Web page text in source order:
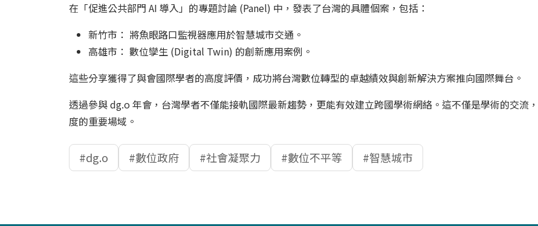
在「促進公共部門 AI 導入」的專題討論 (Panel) 中，發表了台灣的具體個案，包括：
新竹市： 將魚眼路口監視器應用於智慧城市交通。
高雄市： 數位孿生 (Digital Twin) 的創新應用案例。
這些分享獲得了與會國際學者的高度評價，成功將台灣數位轉型的卓越績效與創新解決方案推向國際舞台。
透過參與 dg.o 年會，台灣學者不僅能接軌國際最新趨勢，更能有效建立跨國學術網絡。這不僅是學術的交流
度的重要場域。
dg.o 數位政府 社會凝聚力 數位不平等 智慧城市